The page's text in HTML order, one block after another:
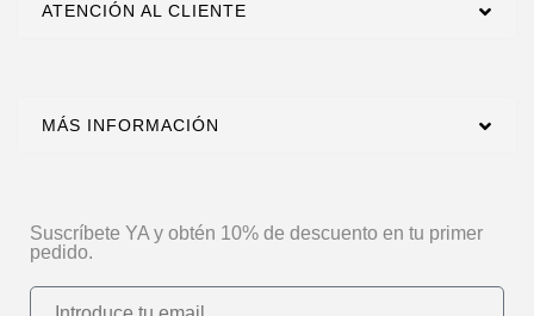
ATENCIÓN AL CLIENTE
MÁS INFORMACIÓN
Suscríbete YA y obtén 10% de descuento en tu primer
pedido.